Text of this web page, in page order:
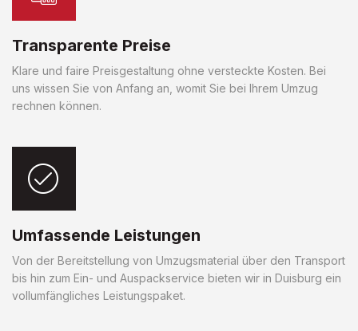
Transparente Preise
Klare und faire Preisgestaltung ohne versteckte Kosten. Bei
uns wissen Sie von Anfang an, womit Sie bei Ihrem Umzug
rechnen können.
Umfassende Leistungen
Von der Bereitstellung von Umzugsmaterial über den Transport
bis hin zum Ein- und Auspackservice bieten wir in Duisburg ein
vollumfängliches Leistungspaket.